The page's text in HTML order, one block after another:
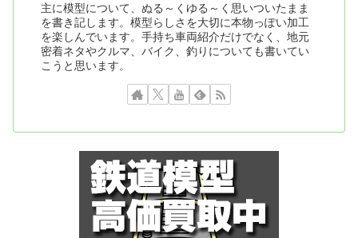
主に模型について、ぬる～くゆる～く思いついたまま
を書き記します。模型らしさを大切に本物っぽい加工
を楽しんでいます。手持ち車両紹介だけでなく、地元
密着ネタやクルマ、バイク、釣りについても書いてい
こうと思います。